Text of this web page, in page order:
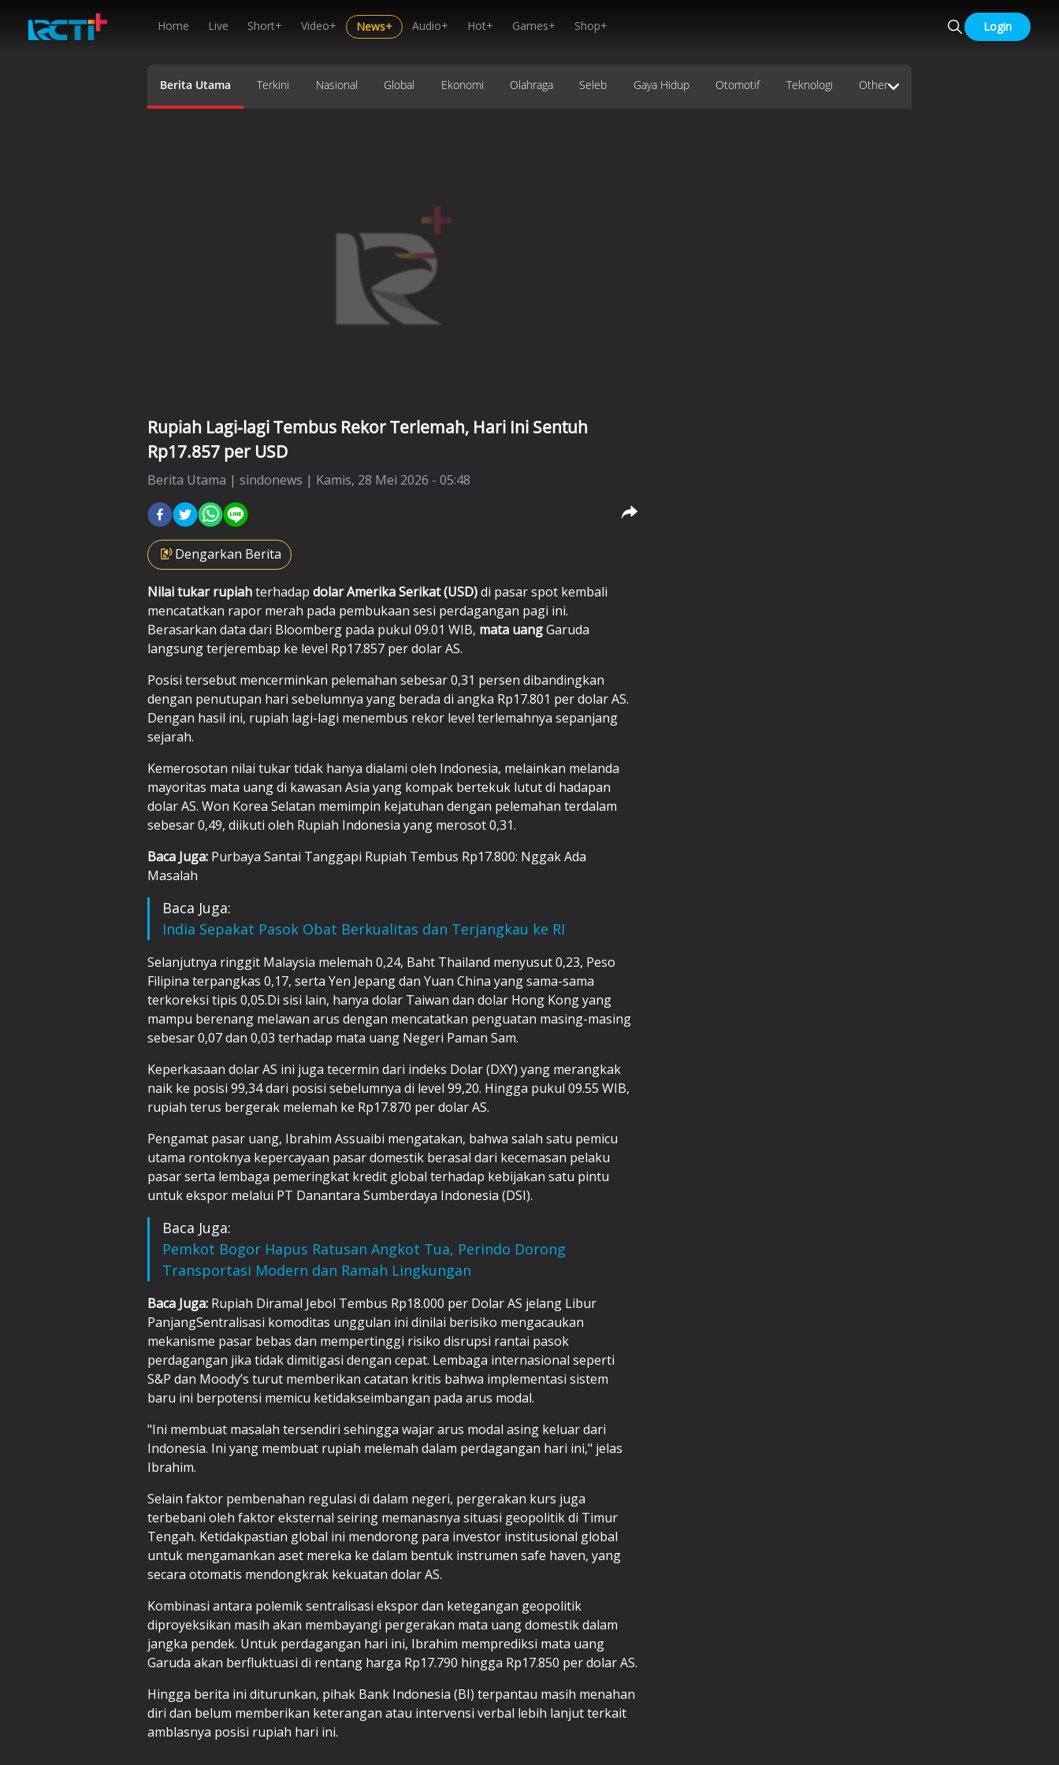
Home Live Short+ Video+ News+ Audio+ Hot+ Games+ Shop+ Login
Berita Utama Terkini Nasional Global Ekonomi Olahraga Seleb Gaya Hidup Otomotif Teknologi Other
Rupiah Lagi-lagi Tembus Rekor Terlemah, Hari Ini Sentuh
Rp17.857 per USD
Berita Utama | sindonews | Kamis, 28 Mei 2026 - 05:48
Dengarkan Berita
Nilai tukar rupiahterhadap dolar Amerika Serikat (USD)di pasar spot kembali
mencatatkan rapor merah pada pembukaan sesi perdagangan pagi ini.
Berasarkan data dari Bloomberg pada pukul 09.01 WIB, mata uangGaruda
langsung terjerembap ke level Rp17.857 per dolar AS.
Posisi tersebut mencerminkan pelemahan sebesar 0,31 persen dibandingkan
dengan penutupan hari sebelumnya yang berada di angka Rp17.801 per dolar AS.
Dengan hasil ini, rupiah lagi-lagi menembus rekor level terlemahnya sepanjang
sejarah.
Kemerosotan nilai tukar tidak hanya dialami oleh Indonesia, melainkan melanda
mayoritas mata uang di kawasan Asia yang kompak bertekuk lutut di hadapan
dolar AS. Won Korea Selatan memimpin kejatuhan dengan pelemahan terdalam
sebesar 0,49, diikuti oleh Rupiah Indonesia yang merosot 0,31.
Baca Juga: Purbaya Santai Tanggapi Rupiah Tembus Rp17.800: Nggak Ada
Masalah
Baca Juga:
India Sepakat Pasok Obat Berkualitas dan Terjangkau ke RI
Selanjutnya ringgit Malaysia melemah 0,24, Baht Thailand menyusut 0,23, Peso
Filipina terpangkas 0,17, serta Yen Jepang dan Yuan China yang sama-sama
terkoreksi tipis 0,05.Di sisi lain, hanya dolar Taiwan dan dolar Hong Kong yang
mampu berenang melawan arus dengan mencatatkan penguatan masing-masing
sebesar 0,07 dan 0,03 terhadap mata uang Negeri Paman Sam.
Keperkasaan dolar AS ini juga tecermin dari indeks Dolar (DXY) yang merangkak
naik ke posisi 99,34 dari posisi sebelumnya di level 99,20. Hingga pukul 09.55 WIB,
rupiah terus bergerak melemah ke Rp17.870 per dolar AS.
Pengamat pasar uang, Ibrahim Assuaibi mengatakan, bahwa salah satu pemicu
utama rontoknya kepercayaan pasar domestik berasal dari kecemasan pelaku
pasar serta lembaga pemeringkat kredit global terhadap kebijakan satu pintu
untuk ekspor melalui PT Danantara Sumberdaya Indonesia (DSI).
Baca Juga:
Pemkot Bogor Hapus Ratusan Angkot Tua, Perindo Dorong
Transportasi Modern dan Ramah Lingkungan
Baca Juga: Rupiah Diramal Jebol Tembus Rp18.000 per Dolar AS jelang Libur
PanjangSentralisasi komoditas unggulan ini dinilai berisiko mengacaukan
mekanisme pasar bebas dan mempertinggi risiko disrupsi rantai pasok
perdagangan jika tidak dimitigasi dengan cepat. Lembaga internasional seperti
S&P dan Moody’s turut memberikan catatan kritis bahwa implementasi sistem
baru ini berpotensi memicu ketidakseimbangan pada arus modal.
"Ini membuat masalah tersendiri sehingga wajar arus modal asing keluar dari
Indonesia. Ini yang membuat rupiah melemah dalam perdagangan hari ini," jelas
Ibrahim.
Selain faktor pembenahan regulasi di dalam negeri, pergerakan kurs juga
terbebani oleh faktor eksternal seiring memanasnya situasi geopolitik di Timur
Tengah. Ketidakpastian global ini mendorong para investor institusional global
untuk mengamankan aset mereka ke dalam bentuk instrumen safe haven, yang
secara otomatis mendongkrak kekuatan dolar AS.
Kombinasi antara polemik sentralisasi ekspor dan ketegangan geopolitik
diproyeksikan masih akan membayangi pergerakan mata uang domestik dalam
jangka pendek. Untuk perdagangan hari ini, Ibrahim memprediksi mata uang
Garuda akan berfluktuasi di rentang harga Rp17.790 hingga Rp17.850 per dolar AS.
Hingga berita ini diturunkan, pihak Bank Indonesia (BI) terpantau masih menahan
diri dan belum memberikan keterangan atau intervensi verbal lebih lanjut terkait
amblasnya posisi rupiah hari ini.